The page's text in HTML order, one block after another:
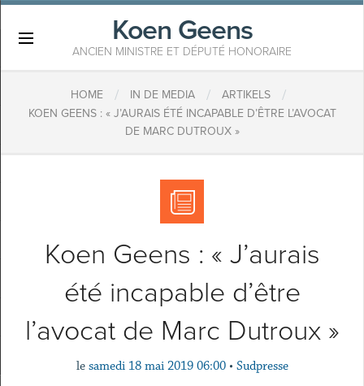
Koen Geens
ANCIEN MINISTRE ET DÉPUTÉ HONORAIRE
HOME / IN DE MEDIA / ARTIKELS /
KOEN GEENS : « J’AURAIS ÉTÉ INCAPABLE D’ÊTRE L’AVOCAT
DE MARC DUTROUX »
Koen Geens : « J’aurais
été incapable d’être
l’avocat de Marc Dutroux »
le samedi 18 mai 2019 06:00 • Sudpresse